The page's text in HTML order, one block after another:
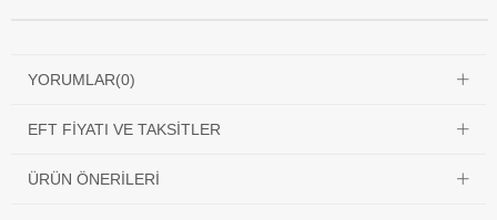
YORUMLAR(0)
EFT FIYATI VE TAKSITLER
ÜRÜN ÖNERILERI